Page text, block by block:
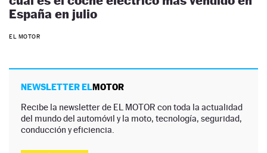
España en julio
EL MOTOR
NEWSLETTER ELMOTOR
Recibe la newsletter de EL MOTOR con toda la actualidad
del mundo del automóvil y la moto, tecnología, seguridad,
conducción y eficiencia.